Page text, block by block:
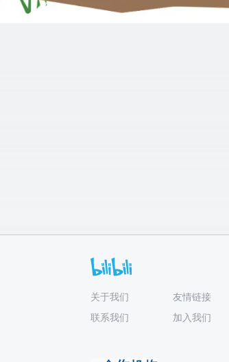
关于我们 友情链接
联系我们
加入我们